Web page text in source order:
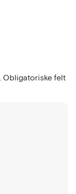
Obligatoriske felt